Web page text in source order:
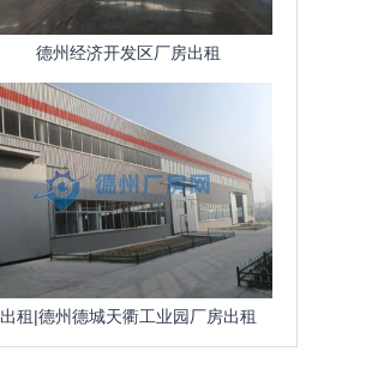
德州经济开发区厂房出租
出租|德州德城天衢工业园厂房出租